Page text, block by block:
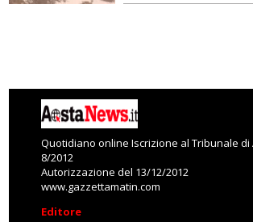
Quotidiano online Iscrizione al Tribunale di
8/2012
Autorizzazione del 13/12/2012
www.gazzettamatin.com
Editore